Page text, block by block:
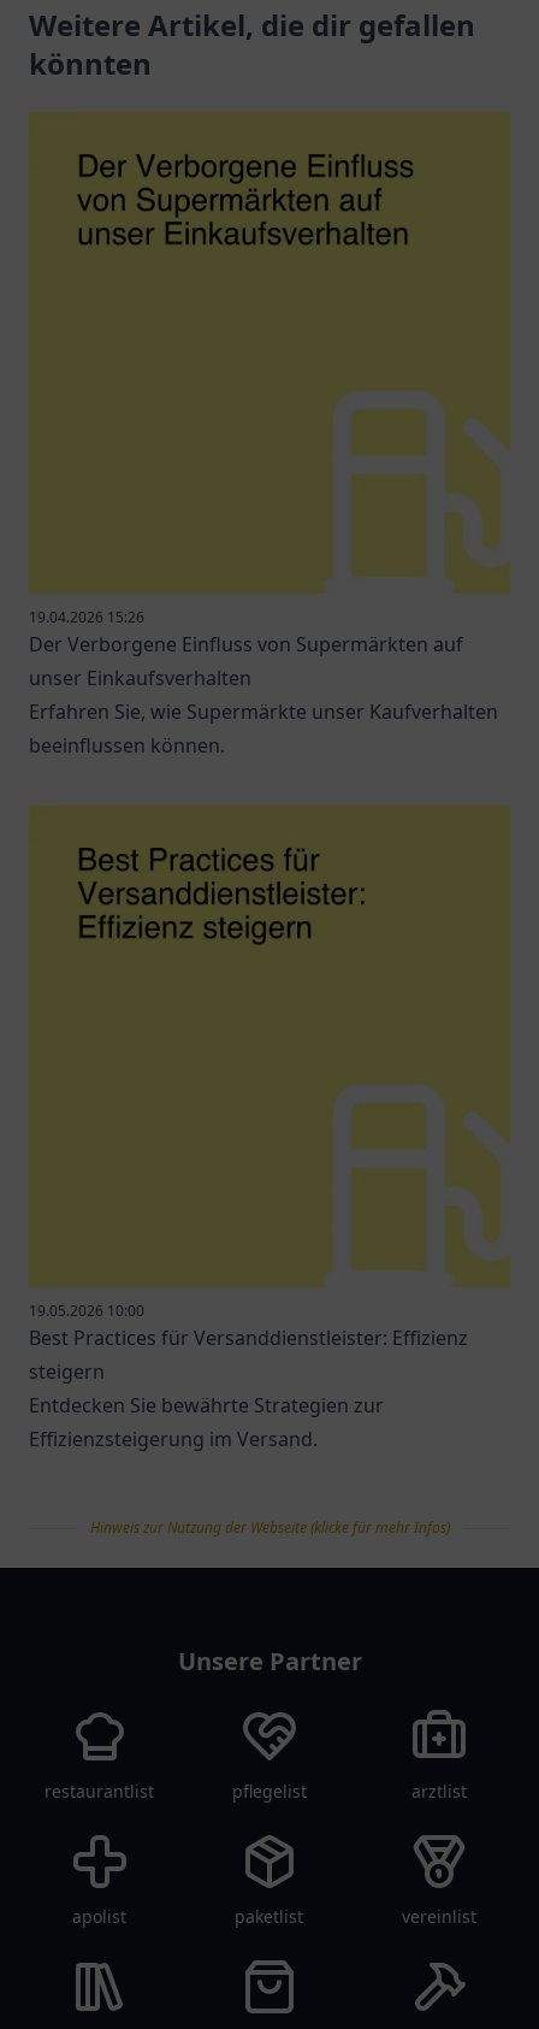
für alle E-Auto-Fahrer! der Region.
Weitere Artikel, die dir gefallen
könnten
19.04.2026 15:26
Der Verborgene Einfluss von Supermärkten auf
unser Einkaufsverhalten
Erfahren Sie, wie Supermärkte unser Kaufverhalten
beeinflussen können.
19.05.2026 10:00
Best Practices für Versanddienstleister: Effizienz
steigern
Entdecken Sie bewährte Strategien zur
Effizienzsteigerung im Versand.
Hinweis zur Nutzung der Webseite (klicke für mehr Infos)
Unsere Partner
restaurantlist pflegelist arztlist
apolist paketlist vereinlist